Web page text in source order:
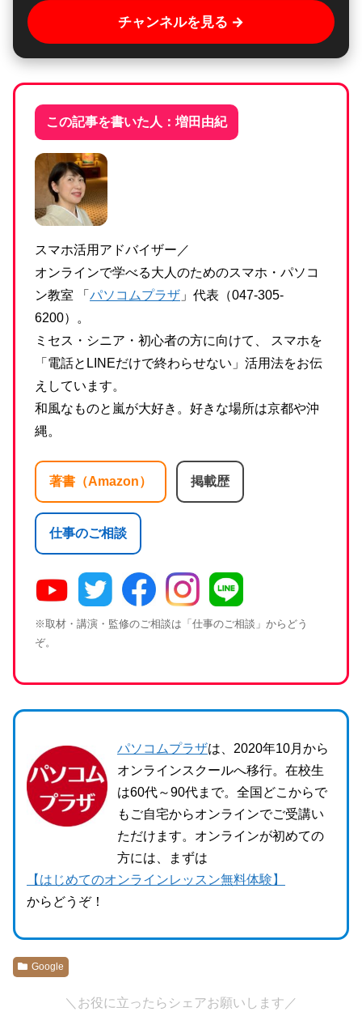
チャンネルを見る →
この記事を書いた人：増田由紀
スマホ活用アドバイザー／
オンラインで学べる大人のためのスマホ・パソコ
ン教室 「 パソコムプラザ 」代表（047-305-
6200）。
ミセス・シニア・初心者の方に向けて、 スマホを
「電話とLINEだけで終わらせない」活用法をお伝
えしています。
和風なものと嵐が大好き。好きな場所は京都や沖
縄。
著書（Amazon） 掲載歴
仕事のご相談
※取材・講演・監修のご相談は「仕事のご相談」からどう
ぞ。
パソコムプラザは、2020年10月から
オンラインスクールへ移行。在校生
は60代～90代まで。全国どこからで
もご自宅からオンラインでご受講い
ただけます。オンラインが初めての
方には、まずは
【はじめてのオンラインレッスン無料体験】
からどうぞ！
Google
＼お役に立ったらシェアお願いします／